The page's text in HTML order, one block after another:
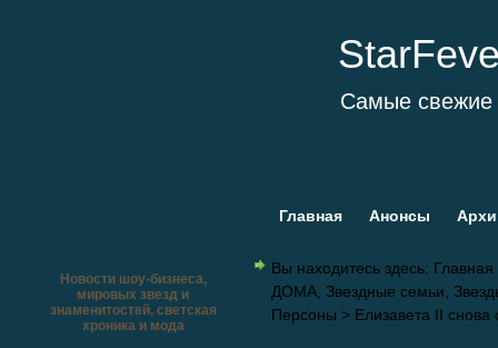
Самые свежие
Главная Анонсы
Новости шоу-бизнеса,
мировых звезд и
знаменитостей, светская
хроника и мода
Вы находитесь здесь: Главная
ДОМА Звездные семьи
Персоны > Елизавета II